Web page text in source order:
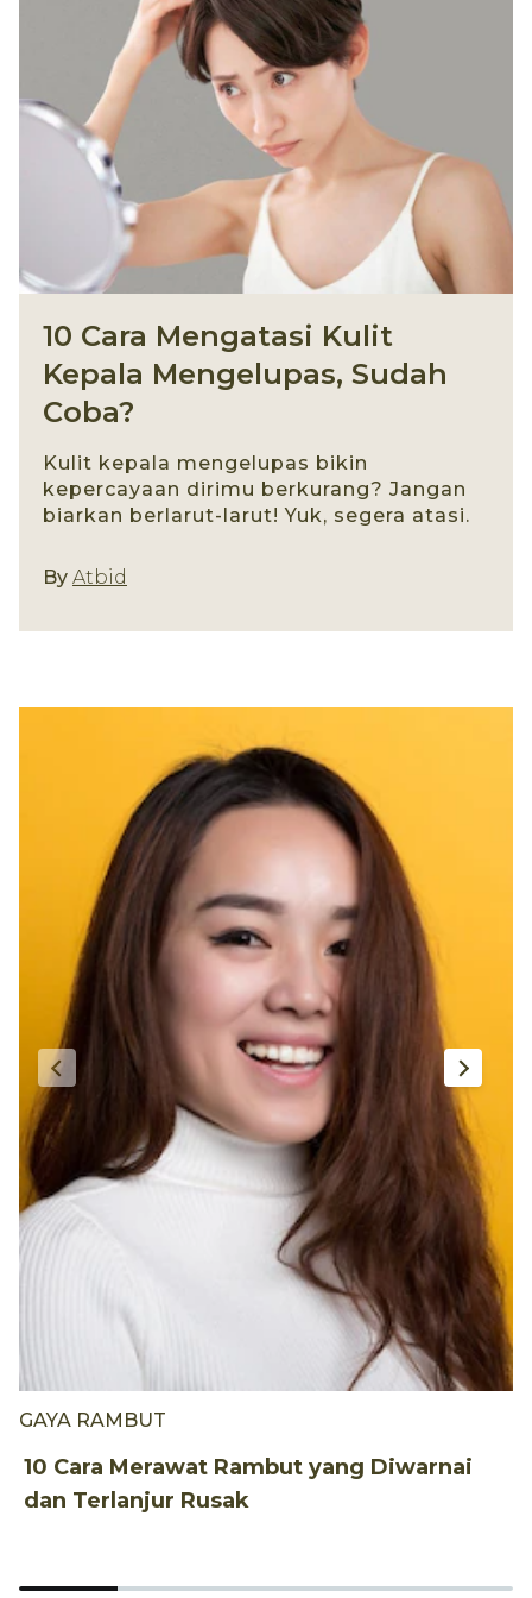
10 Cara Mengatasi Kulit
Kepala Mengelupas, Sudah
Coba?
Kulit kepala mengelupas bikin
kepercayaan dirimu berkurang? Jangan
biarkan berlarut-larut! Yuk, segera atasi.
By Atbid
GAYA RAMBUT
10 Cara Merawat Rambut yang Diwarnai
dan Terlanjur Rusak